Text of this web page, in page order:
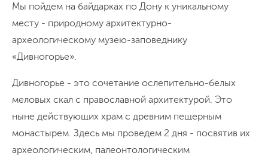
Мы пойдем на байдарках по Дону к уникальному
месту - природному архитектурно-
археологическому музею-заповеднику
«Дивногорье».
Дивногорье - это сочетание ослепительно-белых
меловых скал с православной архитектурой. Это
ныне действующих храм с древним пещерным
монастырем. Здесь мы проведем 2 дня - посвятив их
археологическим, палеонтологическим